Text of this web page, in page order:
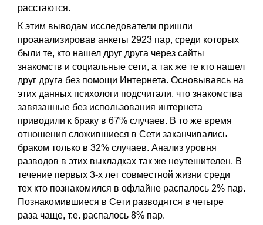
расстаются.
К этим выводам исследователи пришли
проанализировав анкеты 2923 пар, среди которых
были те, кто нашел друг друга через сайты
знакомств и социальные сети, а так же те кто нашел
друг друга без помощи Интернета. Основываясь на
этих данных психологи подсчитали, что знакомства
завязанные без использования интернета
приводили к браку в 67% случаев. В то же время
отношения сложившиеся в Сети заканчивались
браком только в 32% случаев. Анализ уровня
разводов в этих выкладках так же неутешителен. В
течение первых 3-х лет совместной жизни среди
тех кто познакомился в офлайне распалось 2% пар.
Познакомившиеся в Сети разводятся в четыре
раза чаще, т.е. распалось 8% пар.